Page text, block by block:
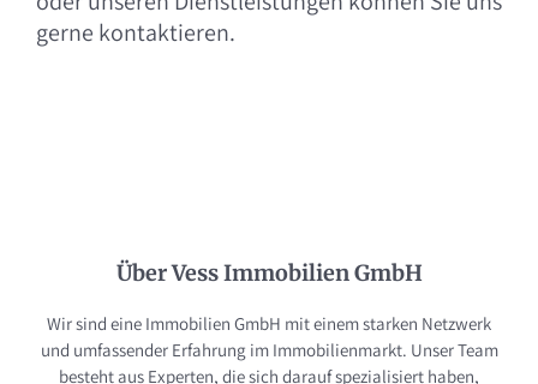
gerne kontaktieren.
Über Vess Immobilien GmbH
Wir sind eine Immobilien GmbH mit einem starken Netzwerk
und umfassender Erfahrung im Immobilienmarkt. Unser Team
besteht aus Experten, die sich darauf spezialisiert haben,